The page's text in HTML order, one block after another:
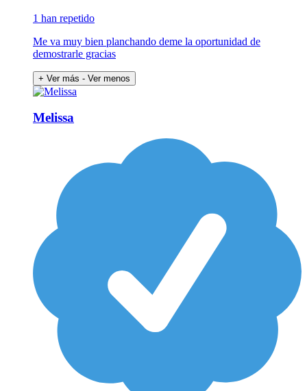
1 han repetido
Me va muy bien planchando deme la oportunidad de
demostrarle gracias
+ Ver más - Ver menos
Melissa